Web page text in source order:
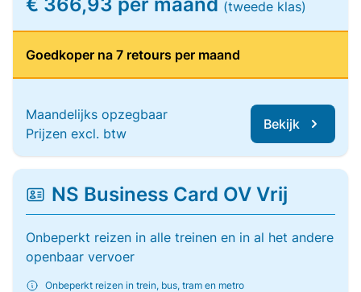
(tweede klas)
Goedkoper na 7 retours per maand
Maandelijks opzegbaar
Prijzen excl. btw
Bekijk
NS Business Card OV Vrij
Onbeperkt reizen in alle treinen en in al het andere
openbaar vervoer
Onbeperkt reizen in trein, bus, tram en metro